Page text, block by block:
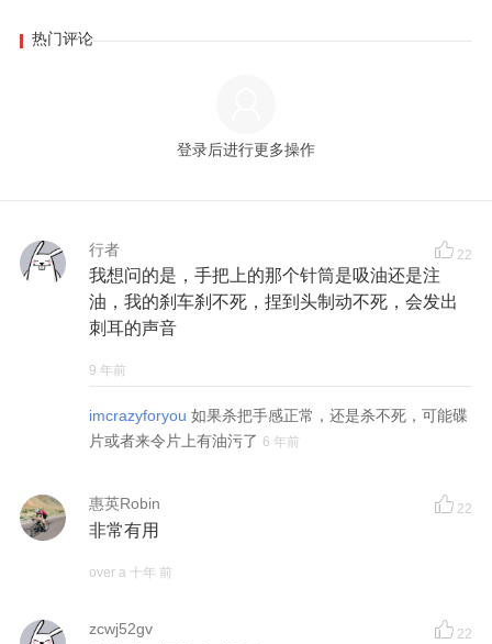
热门评论
登录后进行更多操作
行者 22
我想问的是，手把上的那个针筒是吸油还是注
油，我的刹车刹不死，捏到头制动不死，会发出
刺耳的声音
9 年前
imcrazyforyou 如果杀把手感正常，还是杀不死，可能碟
片或者来令片上有油污了 6 年前
惠英Robin 22
非常有用
over a 十年 前
zcwj52gv 22